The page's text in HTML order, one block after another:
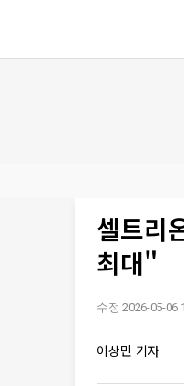
셀트리
최대"
수정 2026-05-06
이상민 기자